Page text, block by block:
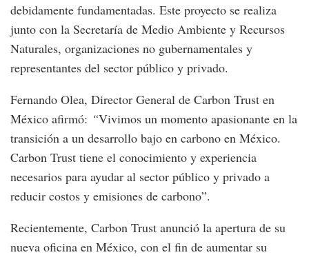
debidamente fundamentadas. Este proyecto se realiza
junto con la Secretaría de Medio Ambiente y Recursos
Naturales, organizaciones no gubernamentales y
representantes del sector público y privado.
Fernando Olea, Director General de Carbon Trust en
México afirmó: “Vivimos un momento apasionante en la
transición a un desarrollo bajo en carbono en México.
Carbon Trust tiene el conocimiento y experiencia
necesarios para ayudar al sector público y privado a
reducir costos y emisiones de carbono”.
Recientemente, Carbon Trust anunció la apertura de su
nueva oficina en México, con el fin de aumentar su